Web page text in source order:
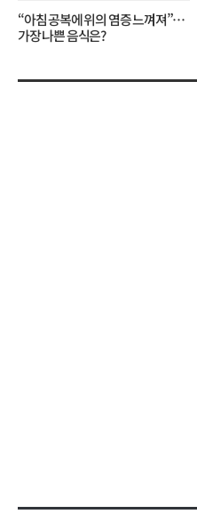
“아침 공복에 위의 염증 느껴져”…
가장 나쁜 음식은?